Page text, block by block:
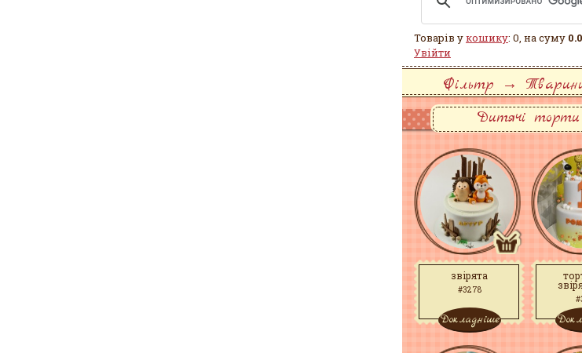
Товарів укошику: 0, на суму
Увійти
Фільтр →
Дитячі торти
звірята
#3278
Докладніше